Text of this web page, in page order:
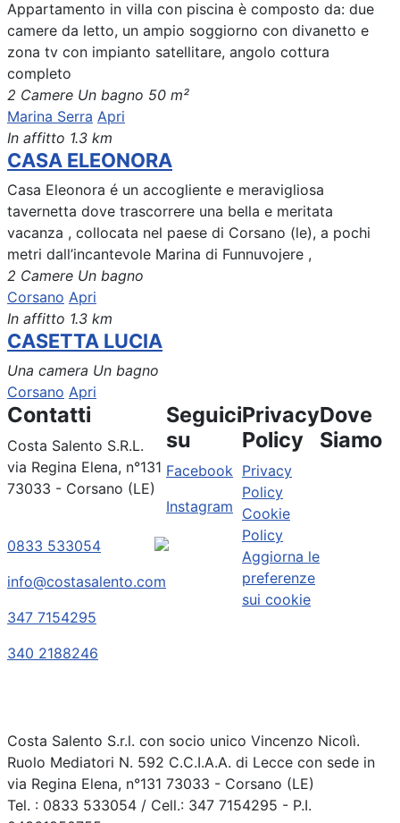
Appartamento in villa con piscina è composto da: due
camere da letto, un ampio soggiorno con divanetto e
zona tv con impianto satellitare, angolo cottura
completo
2 Camere Un bagno 50 m²
Marina Serra Apri
In affitto 1.3 km
CASA ELEONORA
Casa Eleonora é un accogliente e meravigliosa
tavernetta dove trascorrere una bella e meritata
vacanza , collocata nel paese di Corsano (le), a pochi
metri dall’incantevole Marina di Funnuvojere ,
2 Camere Un bagno
Corsano Apri
In affitto 1.3 km
CASETTA LUCIA
Una camera Un bagno
Corsano Apri
Contatti
Costa Salento S.R.L.
via Regina Elena, n°131
73033 - Corsano (LE)
0833 533054
info@costasalento.com
347 7154295
340 2188246
Seguici
su
Facebook
Instagram
Privacy
Policy
Privacy
Policy
Cookie
Policy
Aggiorna le
preferenze
sui cookie
Dove
Siamo
Costa Salento S.r.l. con socio unico Vincenzo Nicolì.
Ruolo Mediatori N. 592 C.C.I.A.A. di Lecce con sede in
via Regina Elena, n°131 73033 - Corsano (LE)
Tel. : 0833 533054 / Cell.: 347 7154295 - P.I.